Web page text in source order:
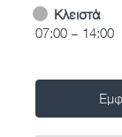
Κλειστά
07:00 – 14:00